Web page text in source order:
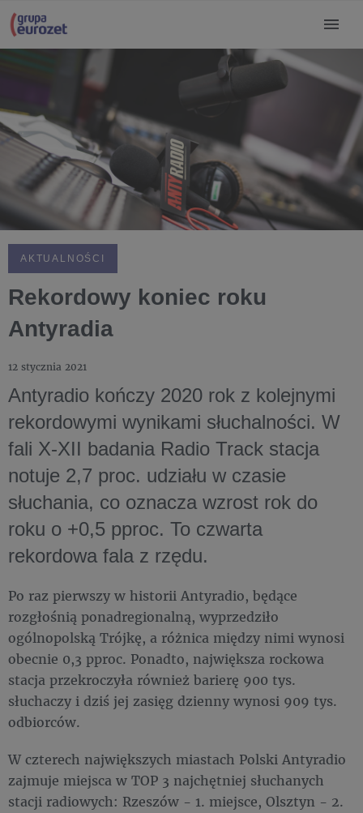
AKTUALNOŚCI
Rekordowy koniec roku
Antyradia
12 stycznia 2021
Antyradio kończy 2020 rok z kolejnymi
rekordowymi wynikami słuchalności. W
fali X-XII badania Radio Track stacja
notuje 2,7 proc. udziału w czasie
słuchania, co oznacza wzrost rok do
roku o +0,5 pproc. To czwarta
rekordowa fala z rzędu.
Po raz pierwszy w historii Antyradio, będące
rozgłośnią ponadregionalną, wyprzedziło
ogólnopolską Trójkę, a różnica między nimi wynosi
obecnie 0,3 pproc. Ponadto, największa rockowa
stacja przekroczyła również barierę 900 tys.
słuchaczy i dziś jej zasięg dzienny wynosi 909 tys.
odbiorców.
W czterech największych miastach Polski Antyradio
zajmuje miejsca w TOP 3 najchętniej słuchanych
stacji radiowych: Rzeszów - 1. miejsce, Olsztyn - 2.